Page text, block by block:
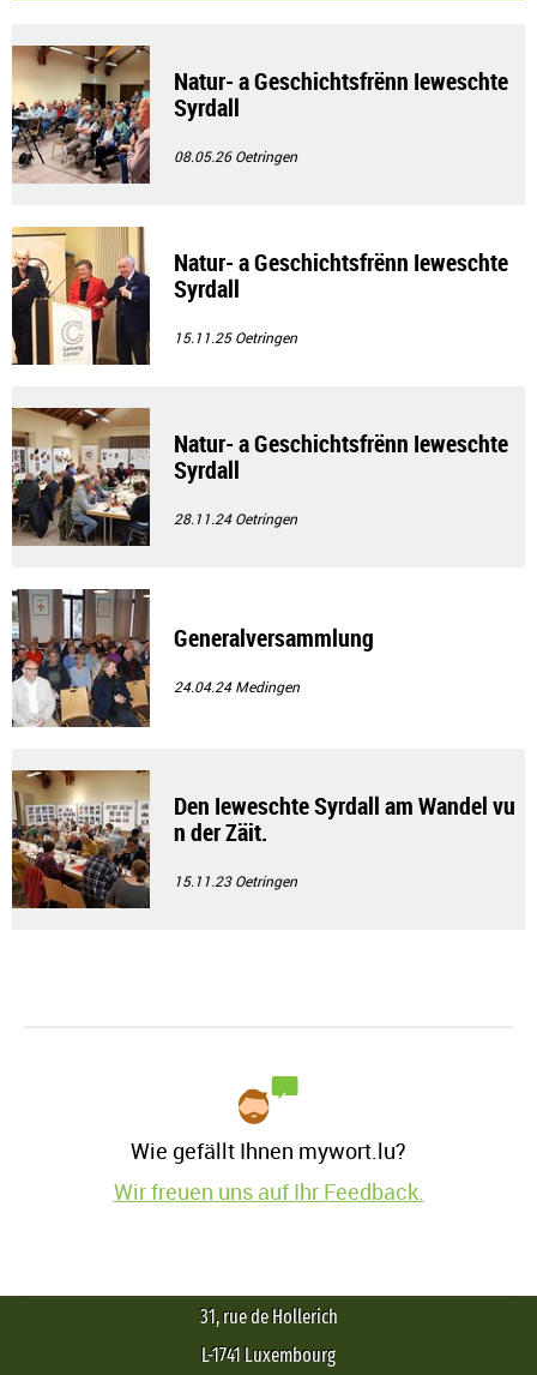
Natur- a Geschichtsfrënn Ieweschte
Syrdall
08.05.26Oetringen
Natur- a Geschichtsfrënn Ieweschte
Syrdall
15.11.25Oetringen
Natur- a Geschichtsfrënn Ieweschte
Syrdall
28.11.24Oetringen
Generalversammlung
24.04.24Medingen
Den Ieweschte Syrdall am Wandel vu
n der Zäit.
15.11.23Oetringen
Wie gefällt Ihnen mywort.lu?
Wir freuen uns auf Ihr Feedback.
31, rue de Hollerich
L-1741 Luxembourg